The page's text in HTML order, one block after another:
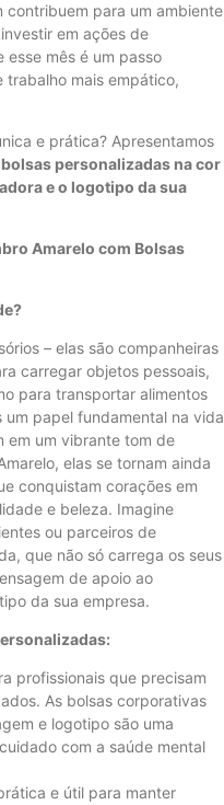
contribuem para um ambiente
em ações de
mês é um passo
trabalho mais empático,
e prática? Apresentamos
bolsas personalizadas na cor
e o logotipo da sua
Amarelo com Bolsas
– elas são companheiras
carregar objetos pessoais,
para transportar alimentos
papel fundamental na vida
em um vibrante tom de
elas se tornam ainda
conquistam corações em
e beleza. Imagine
ou parceiros de
que não só carrega os seus
de apoio ao
da sua empresa.
profissionais que precisam
As bolsas corporativas
e logotipo são uma
com a saúde mental
e útil para manter